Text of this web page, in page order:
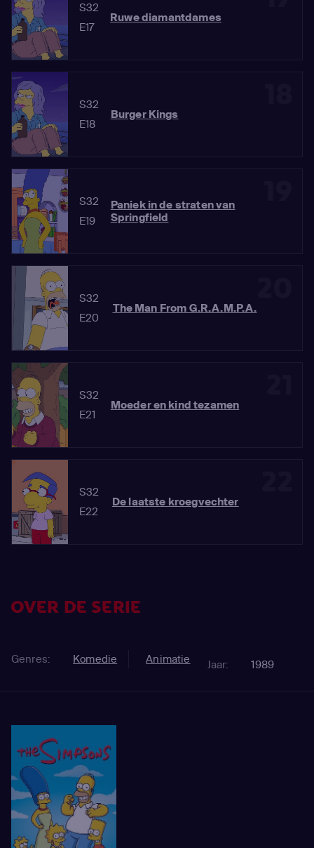
S32
E17
Ruwe diamantdames
S32
E18
Burger Kings
S32
E19
Paniek in de straten van
Springfield
S32
E20
The Man From G.R.A.M.P.A.
S32
E21
Moeder en kind tezamen
S32
E22
De laatste kroegvechter
OVER DE SERIE
Genres: Komedie Animatie Jaar: 1989